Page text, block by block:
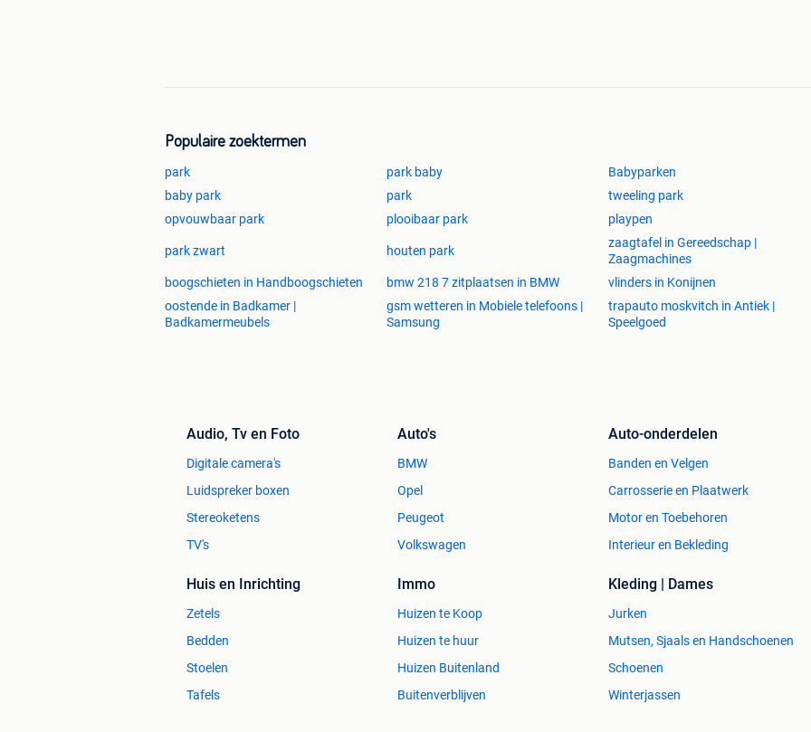
Populaire zoektermen
park park baby Babyparken
baby park
park tweeling park
opvouwbaar park
plooibaar park playpen
park zwart houten park
zaagtafel in Gereedschap |
Zaagmachines
boogschieten in Handboogschieten bmw 218 7 zitplaatsen in BMW vlinders in Konijnen
oostende in Badkamer |
Badkamermeubels
gsm wetteren in Mobiele telefoons |
Samsung
trapauto moskvitch in Antiek |
Speelgoed
Audio, Tv en Foto
Digitale camera's
Luidspreker boxen
Stereoketens
TV's
Auto's
BMW
Opel
Peugeot
Volkswagen
Auto-onderdelen
Banden en Velgen
Carrosserie en Plaatwerk
Motor en Toebehoren
Interieur en Bekleding
Huis en Inrichting
Zetels
Bedden
Stoelen
Tafels
Immo
Huizen te Koop
Huizen te huur
Huizen Buitenland
Buitenverblijven
Kleding | Dames
Jurken
Mutsen, Sjaals en Handschoenen
Schoenen
Winterjassen